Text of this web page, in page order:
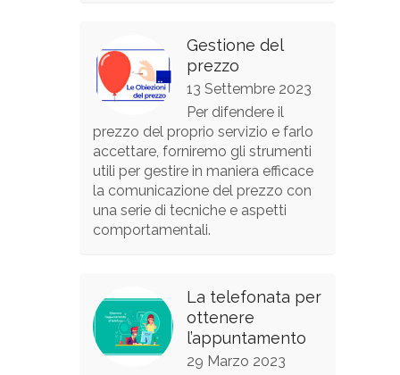
Gestione del
prezzo
13 Settembre 2023
Per difendere il
prezzo del proprio servizio e farlo
accettare, forniremo gli strumenti
utili per gestire in maniera efficace
la comunicazione del prezzo con
una serie di tecniche e aspetti
comportamentali.
La telefonata per
ottenere
l’appuntamento
29 Marzo 2023